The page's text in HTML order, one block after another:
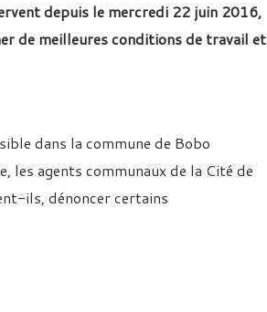
depuis le mercredi 22 juin 2016,
de meilleures conditions de travail et
dans la commune de Bobo
les agents communaux de la Cité de
ils, dénoncer certains